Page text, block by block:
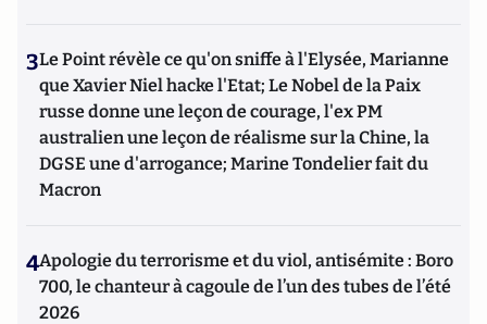
3Le Point révèle ce qu'on sniffe à l'Elysée, Marianne
que Xavier Niel hacke l'Etat; Le Nobel de la Paix
russe donne une leçon de courage, l'ex PM
australien une leçon de réalisme sur la Chine, la
DGSE une d'arrogance; Marine Tondelier fait du
Macron
4Apologie du terrorisme et du viol, antisémite : Boro
700, le chanteur à cagoule de l’un des tubes de l’été
2026